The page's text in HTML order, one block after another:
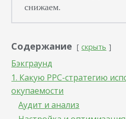
снижаем.
Содержание скрыть
Бэкграунд
1. Какую PPC-стратегию
окупаемости
Аудит и анализ